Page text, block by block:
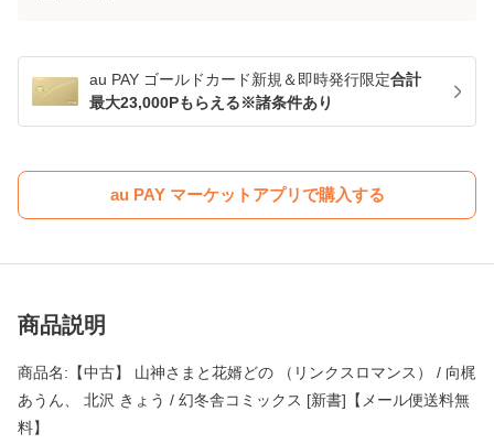
au PAY ゴールドカード新規＆即時発行限定合計
最大23,000Pもらえる※諸条件あり
au PAY マーケットアプリで購入する
商品説明
商品名:【中古】 山神さまと花婿どの （リンクスロマンス） / 向梶
あうん、 北沢 きょう / 幻冬舎コミックス [新書]【メール便送料無
料】